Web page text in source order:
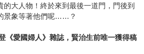
的大人物！終於來到最後一道門，門後到
景象等著他們呢……？
《愛國婦人》雜誌，賢治生前唯一獲得稿